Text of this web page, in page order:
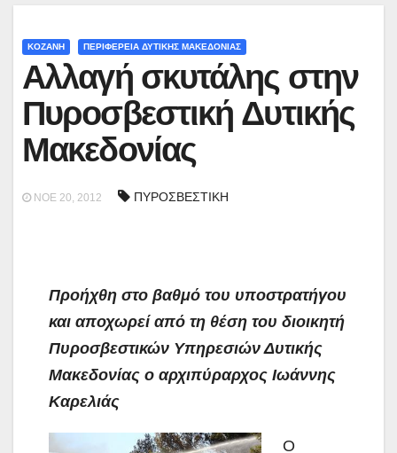
ΚΟΖΑΝΗ ΠΕΡΙΦΕΡΕΙΑ ΔΥΤΙΚΗΣ ΜΑΚΕΔΟΝΙΑΣ
Αλλαγή σκυτάλης στην
Πυροσβεστική Δυτικής
Μακεδονίας
ΝΟΈ 20, 2012 ΠΥΡΟΣΒΕΣΤΙΚΗ
Προήχθη στο βαθμό του υποστρατήγου
και αποχωρεί από τη θέση του διοικητή
Πυροσβεστικών Υπηρεσιών Δυτικής
Μακεδονίας ο αρχιπύραρχος Ιωάννης
Καρελιάς
Ο